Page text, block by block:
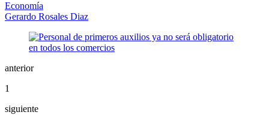
Economía
Gerardo Rosales Diaz
anterior
1
siguiente